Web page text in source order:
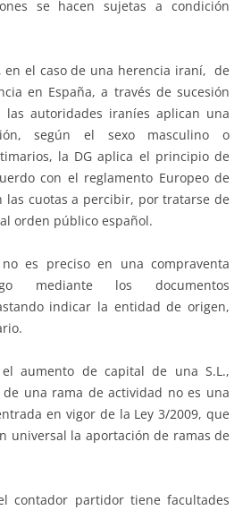
se hacen sujetas a condición
en el caso de una herencia iraní, de
en España, a través de sucesión
autoridades iraníes aplican una
según el sexo masculino o
la DG aplica el principio de
con el reglamento Europeo de
las cuotas a percibir, por tratarse de
orden público español.
no es preciso en una compraventa
mediante los documentos
indicar la entidad de origen,
el aumento de capital de una S.L.,
una rama de actividad no es una
en vigor de la Ley 3/2009, que
universal la aportación de ramas de
contador partidor tiene facultades